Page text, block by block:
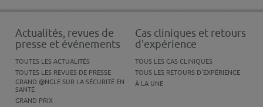
Actualités, revues de
presse et événements
TOUTES LES ACTUALITÉS
TOUTES LES REVUES DE PRESSE
GRAND @NGLE SUR LA SÉCURITÉ EN
SANTÉ
GRAND PRIX
Cas cliniques et retours
d'expérience
TOUS LES CAS CLINIQUES
TOUS LES RETOURS D'EXPÉRIENCE
À LA UNE